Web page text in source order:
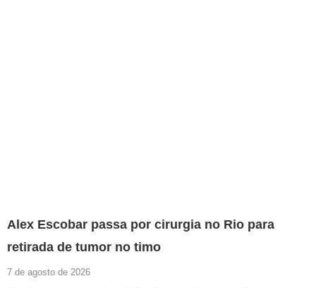
Alex Escobar passa por cirurgia no Rio para
retirada de tumor no timo
7 de agosto de 2026